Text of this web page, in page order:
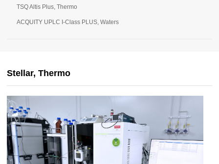
TSQ Altis Plus, Thermo
ACQUITY UPLC I-Class PLUS, Waters
Stellar, Thermo